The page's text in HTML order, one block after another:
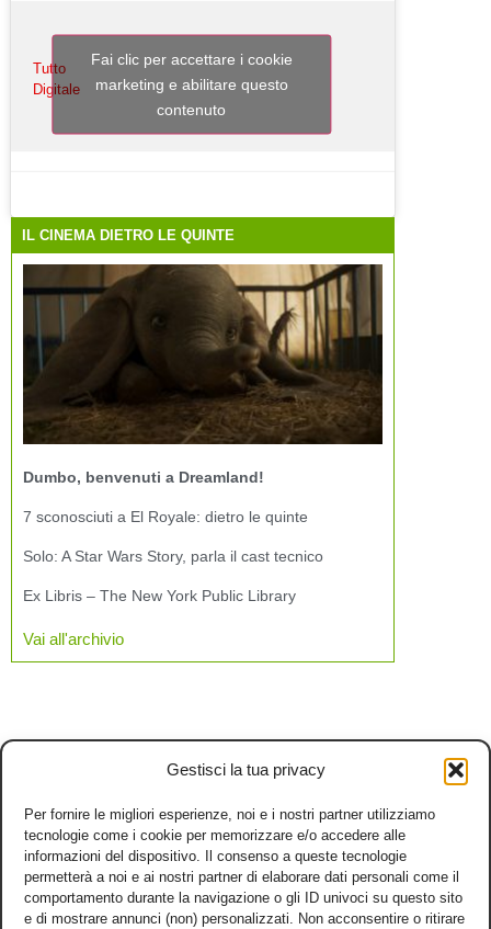
Gestisci la tua privacy
Per fornire le migliori esperienze, noi e i nostri partner utilizziamo
tecnologie come i cookie per memorizzare e/o accedere alle
informazioni del dispositivo. Il consenso a queste tecnologie
permetterà a noi e ai nostri partner di elaborare dati personali come il
comportamento durante la navigazione o gli ID univoci su questo sito
e di mostrare annunci (non) personalizzati. Non acconsentire o ritirare
Tutto
Digitale
Fai clic per accettare i cookie
marketing e abilitare questo
contenuto
IL CINEMA DIETRO LE QUINTE
Dumbo, benvenuti a Dreamland!
7 sconosciuti a El Royale: dietro le quinte
Solo: A Star Wars Story, parla il cast tecnico
Ex Libris – The New York Public Library
Vai all'archivio